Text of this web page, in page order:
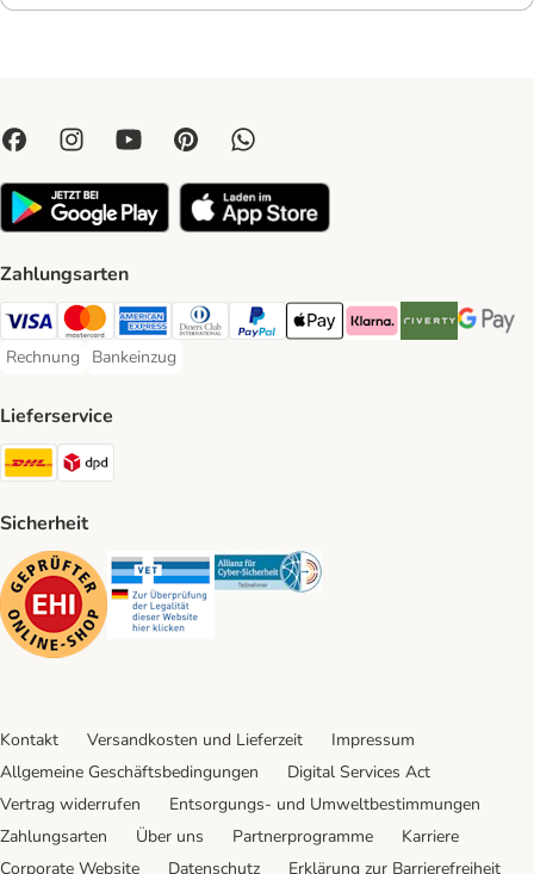
Zahlungsarten
Visa Payment Method
Mastercard Payment Method
American Express Payment Method
Diners Club Payment Method
PayPal Payment Method
Apple Pay Payment Method
Klarna Payment Method
Riverty Payment
Google
Rechnung
Rechnung Payment Method
Bankeinzug
Bankeinzug Payment Method
Lieferservice
DHL Shipping Method
Sicherheit
Security Security Security
Kontakt Versandkosten und Lieferzeit
Impressum
Allgemeine Geschäftsbedingungen
Digital Services Act
Vertrag widerrufen
Entsorgungs- und Umweltbestimmungen
Zahlungsarten
Über uns Partnerprogramme
Karriere
Corporate Website
Datenschutz Erklärung zur Barrierefreiheit